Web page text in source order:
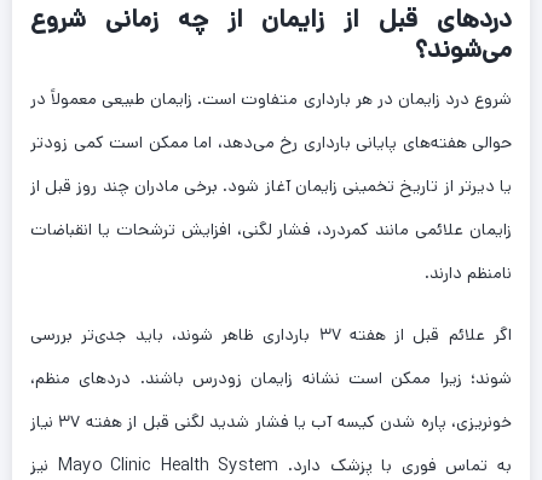
دردهای قبل از زایمان از چه زمانی شروع
می‌شوند؟
شروع درد زایمان در هر بارداری متفاوت است. زایمان طبیعی معمولاً در
حوالی هفته‌های پایانی بارداری رخ می‌دهد، اما ممکن است کمی زودتر
یا دیرتر از تاریخ تخمینی زایمان آغاز شود. برخی مادران چند روز قبل از
زایمان علائمی مانند کمردرد، فشار لگنی، افزایش ترشحات یا انقباضات
نامنظم دارند.
اگر علائم قبل از هفته ۳۷ بارداری ظاهر شوند، باید جدی‌تر بررسی
شوند؛ زیرا ممکن است نشانه زایمان زودرس باشند. دردهای منظم،
خونریزی، پاره شدن کیسه آب یا فشار شدید لگنی قبل از هفته ۳۷ نیاز
به تماس فوری با پزشک دارد. Mayo Clinic Health System نیز